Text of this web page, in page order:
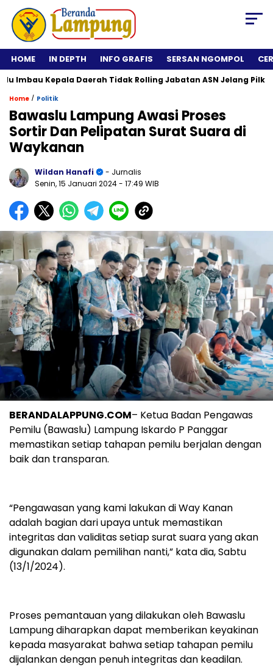
HOME IN DEPTH INFO GRAFIS SERSAN NGOMPOL
Kepala Daerah Tidak Rolling Jabatan ASN Jelang Pilkada
Home / Politik
Bawaslu Lampung Awasi Proses
Sortir Dan Pelipatan Surat Suara di
Waykanan
Wildan Hanafi
- Jurnalis
Senin, 15 Januari 2024- 17:49 WIB
BERANDALAPPUNG.COM– Ketua Badan Pengawas
Pemilu (Bawaslu) Lampung Iskardo P Panggar
memastikan setiap tahapan pemilu berjalan dengan
baik dan transparan.
“Pengawasan yang kami lakukan di Way Kanan
adalah bagian dari upaya untuk memastikan
integritas dan validitas setiap surat suara yang akan
digunakan dalam pemilihan nanti,” kata dia, Sabtu
(13/1/2024).
Proses pemantauan yang dilakukan oleh Bawaslu
Lampung diharapkan dapat memberikan keyakinan
kepada masyarakat bahwa setiap tahapan pemilu
dijalankan dengan penuh integritas dan keadilan.